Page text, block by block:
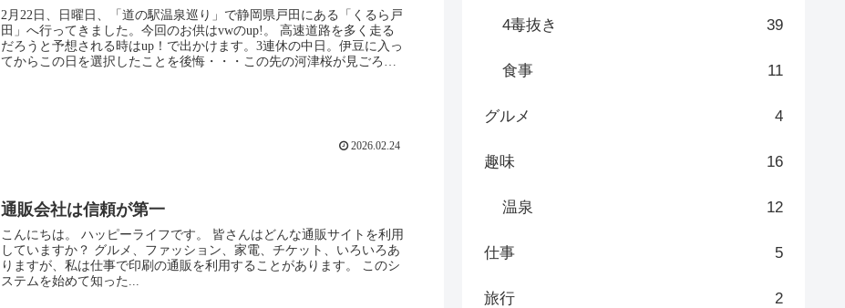
2月22日、日曜日、「道の駅温泉巡り」で静岡県戸田にある「くるら戸
田」へ行ってきました。今回のお供はvwのup!。 高速道路を多く走る
だろうと予想される時はup！で出かけます。3連休の中日。伊豆に入っ
てからこの日を選択したことを後悔・・・この先の河津桜が見ごろの
2026.02.24
通販会社は信頼が第一
こんにちは。 ハッピーライフです。 皆さんはどんな通販サイトを利用
していますか？ グルメ、ファッション、家電、チケット、いろいろあ
りますが、私は仕事で印刷の通販を利用することがあります。 このシ
ステムを始めて知った...
4毒抜き 39
食事 11
グルメ 4
趣味 16
温泉 12
仕事 5
旅行 2